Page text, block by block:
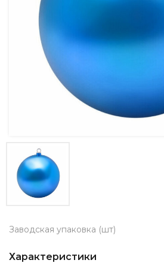
Заводская упаковка (шт)
Характеристики